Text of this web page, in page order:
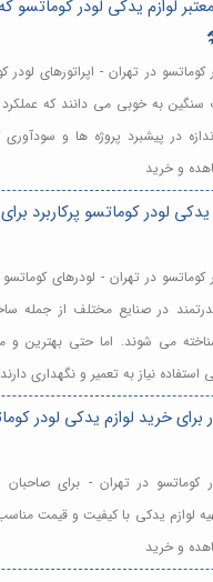
معتبر لوازم یدکی لودر
در تهران - اپراتورهای
سنگین به خوبی می دانند که
در پیشبرد پروژه ها و
و خرید
یدکی لودر کوماتسو پرکاربرد
کوماتسو در تهران - لودرهای
در صنایع مختلف از جمله
می شوند. اما حتی بهترین و
نیاز به تعمیر و نگهداری
برای خرید لوازم یدکی لودر
کوماتسو در تهران - برای صاحبان
لوازم یدکی با کیفیت و قیمت
و خرید